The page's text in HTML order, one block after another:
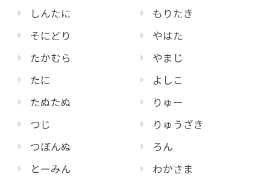
しんたに
そにどり
たかむら
たに
たぬたぬ
つじ
つぼんぬ
とーみん
もりたき
やはた
やまじ
よしこ
りゅー
りゅうざき
ろん
わかさま